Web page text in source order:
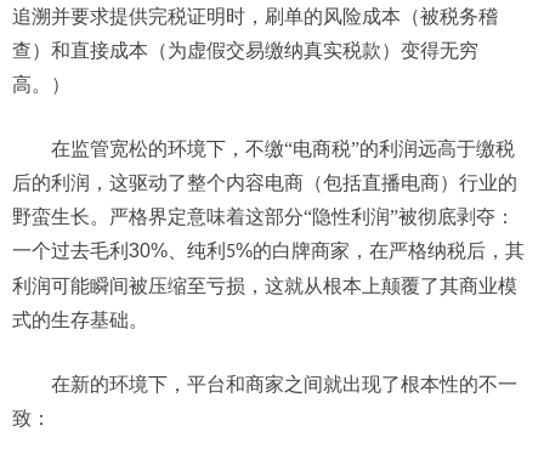
追溯并要求提供完税证明时，刷单的风险成本（被税务稽
查）和直接成本（为虚假交易缴纳真实税款）变得无穷
高。
）
在监管宽松的环境下，不缴“电商税”的利润远高于缴税
后的利润，这驱动了整个内容电商（包括直播电商） 行业的
野蛮生长。严格界定意味着这部分“隐性利润”被彻底剥夺 ：
一个过去毛利 30% 、纯利 5%的白牌商家，在严格纳税后，其
利润可能瞬间被压缩至亏损 ， 这就从根本上颠覆了其商业模
式的生存基础。
在新的环境下，平台和商家之间就出现了根本性的不一
致：